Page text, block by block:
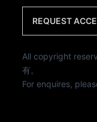
REQUEST
All copyright
有。
For enquires,